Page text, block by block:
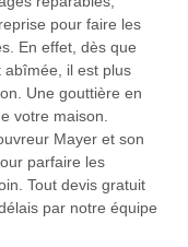
pour faire les
En effet, dès que
abîmée, il est plus
Une gouttière en
votre maison.
Mayer et son
parfaire les
Tout devis gratuit
par notre équipe